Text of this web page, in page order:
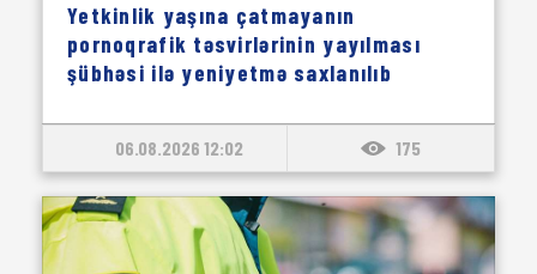
Yetkinlik yaşına çatmayanın
pornoqrafik təsvirlərinin yayılması
şübhəsi ilə yeniyetmə saxlanılıb
06.08.2026 12:02 175